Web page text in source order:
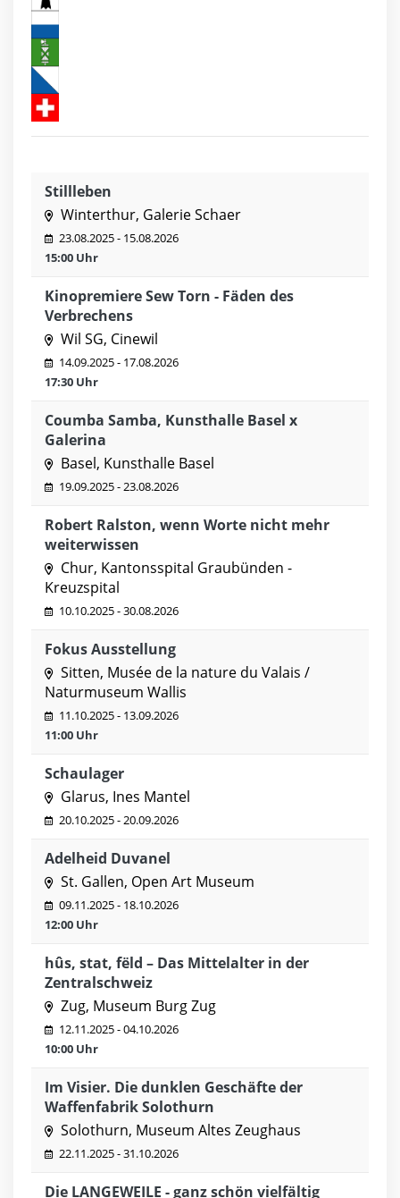
Stillleben
Winterthur, Galerie Schaer
23.08.2025 - 15.08.2026
15:00 Uhr
Kinopremiere Sew Torn - Fäden des
Verbrechens
Wil SG, Cinewil
14.09.2025 - 17.08.2026
17:30 Uhr
Coumba Samba, Kunsthalle Basel x
Galerina
Basel, Kunsthalle Basel
19.09.2025 - 23.08.2026
Robert Ralston, wenn Worte nicht mehr
weiterwissen
Chur, Kantonsspital Graubünden -
Kreuzspital
10.10.2025 - 30.08.2026
Fokus Ausstellung
Sitten, Musée de la nature du Valais /
Naturmuseum Wallis
11.10.2025 - 13.09.2026
11:00 Uhr
Schaulager
Glarus, Ines Mantel
20.10.2025 - 20.09.2026
Adelheid Duvanel
St. Gallen, Open Art Museum
09.11.2025 - 18.10.2026
12:00 Uhr
hûs, stat, fëld – Das Mittelalter in der
Zentralschweiz
Zug, Museum Burg Zug
12.11.2025 - 04.10.2026
10:00 Uhr
Im Visier. Die dunklen Geschäfte der
Waffenfabrik Solothurn
Solothurn, Museum Altes Zeughaus
22.11.2025 - 31.10.2026
Die LANGEWEILE - ganz schön vielfältig